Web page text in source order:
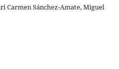
Carmen Sánchez-Amate, Miguel